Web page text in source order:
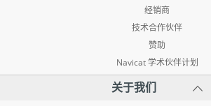
经销商
技术合作伙伴
赞助
Navicat 学术伙伴计划
关于我们